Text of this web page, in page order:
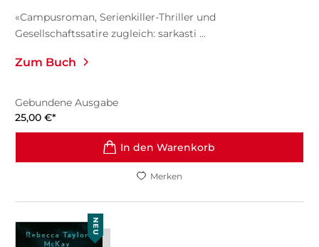
«Campusroman, Serienkiller-Thriller und
Gesellschaftssatire zugleich: sarkasti ...
Zum Buch
Gebundene Ausgabe
25,00 €*
In den Warenkorb
Merken
NEU